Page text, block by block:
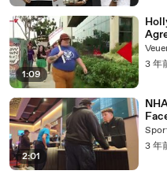
1:09
Day
3 年
2:01
3 年